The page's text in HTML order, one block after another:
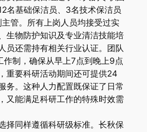
名基础保洁员、3名技术保洁员
管。所有上岗人员均接受过实
生物防护知识及专业清洁技能培
员还需持有相关行业认证。团队
作制，确保从早上7点到晚上9点
重要科研活动期间还可提供24
务。这种人力配置既保证了日常
又能满足科研工作的特殊时效需
择同样遵循科研级标准。长秋保